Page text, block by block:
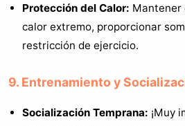
Protección del Calor: Mantener
calor extremo, proporcionar
restricción de ejercicio.
9. Entrenamiento y
Socialización Temprana: ¡Muy